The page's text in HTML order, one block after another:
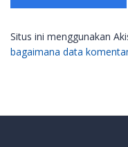
Situs ini menggunakan
bagaimana data